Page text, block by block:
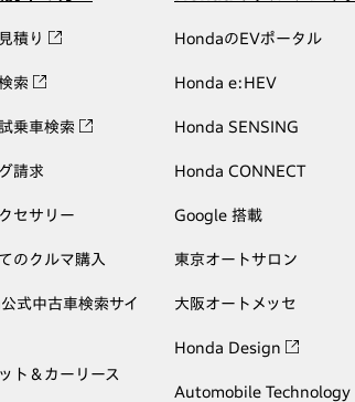
積り
索
乗車検索
請求
セサリー
のクルマ購入
式中古車検索サイ
ト＆カーリース
HondaのEVポータル
Honda e:HEV
Honda SENSING
Honda CONNECT
Google 搭載
東京オートサロン
大阪オートメッセ
Honda Design
Automobile Technology